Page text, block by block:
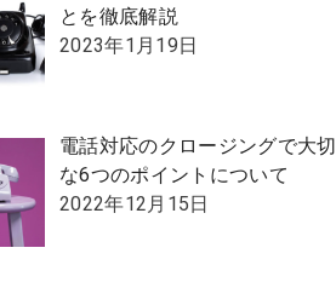
とを徹底解説
2023年1月19日
電話対応のクロージングで大切
な6つのポイントについて
2022年12月15日